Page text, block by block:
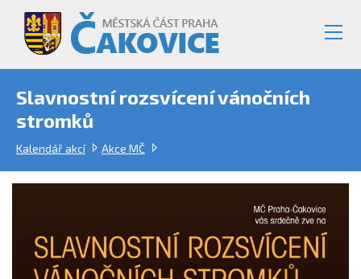
Slavnostní rozsvícení vánočních
stromků
Kalendář akcí Akce MČ